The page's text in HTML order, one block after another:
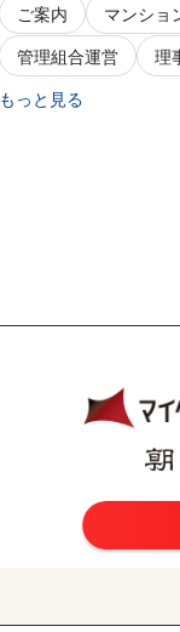
ご案内
マンショ
管理組合運営
理
もっと見る